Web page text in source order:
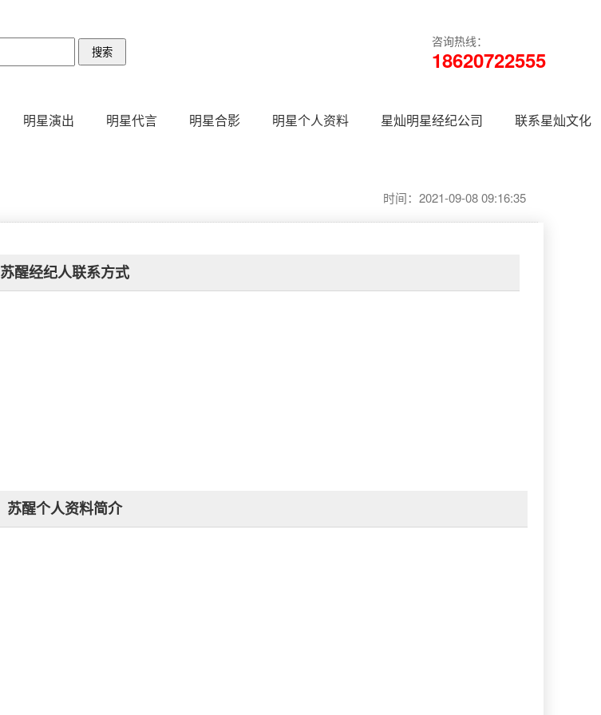
咨询热线：
18620722555
明星演出 明星代言 明星合影 明星个人资料 星灿明星经纪公司 联系星灿文化
时间：2021-09-08 09:16:35
苏醒经纪人联系方式
苏醒个人资料简介